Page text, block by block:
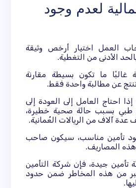
لعدم وجود
العمل اختيار أرخص وثيقة
الأدنى من التغطية.
غالبًا ما تكون بسيطة مقارنة
تنتج عن مطالبة واحدة فقط.
احتاج العامل إلى العودة إلى
طبي بسبب حالة صحية خطيرة،
عدة آلاف من الريالات العُمانية.
تأمين مناسب، سيكون صاحب
المصاريف.
تأمين جيدة، فإن شركة التأمين
من هذه المخاطر ضمن حدود